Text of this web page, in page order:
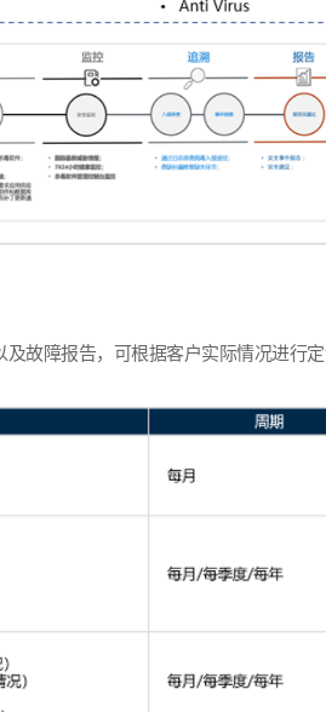
及故障报告，可根据客户实际情况进行